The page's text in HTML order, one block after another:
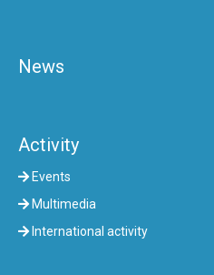
News
Activity
Events
Multimedia
International activity